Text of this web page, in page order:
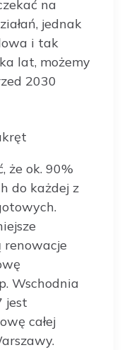
na
jednak
i tak
lat, możemy
2030
że ok. 90%
do każdej z
Wschodnia
jest
całej